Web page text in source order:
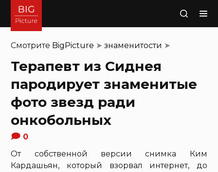
Поиск
Смотрите BigPicture ➤знаменитости ➤
Терапевт из Сиднея
пародирует знаменитые
фото звезд ради
онкобольных
0
От собственной версии снимка Ким
Кардашьян, который взорвал интернет, до